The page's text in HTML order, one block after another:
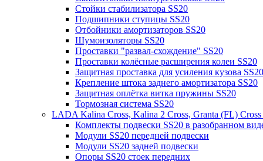
Стойки стабилизатора SS20
Подшипники ступицы SS20
Отбойники амортизаторов SS20
Шумоизоляторы SS20
Проставки "развал-схождение" SS20
Проставки колёсные расширения колеи SS20
Защитная проставка для усиления кузова SS20
Крепление штока заднего амортизатора SS20
Защитная оплётка витка пружины SS20
Тормозная система SS20
LADA Kalina Cross, Kalina 2 Cross, Granta (FL) Cross
Комплекты подвески SS20 в разобранном
Модули SS20 передней подвески
Модули SS20 задней подвески
Опоры SS20 стоек передних